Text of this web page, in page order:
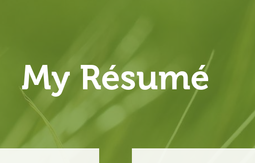
My Résumé